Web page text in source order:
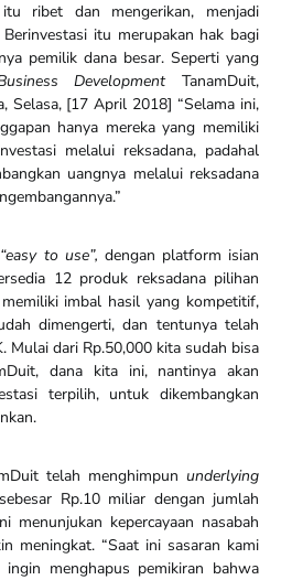
ribet dan mengerikan, menjadi
itu merupakan hak bagi
pemilik dana besar. Seperti yang
DevelopmentTanamDuit,
Selasa, [17 April 2018] “Selama ini,
hanya mereka yang memiliki
melalui reksadana, padahal
uangnya melalui reksadana
“easy to use”, dengan platform isian
12 produk reksadana pilihan
imbal hasil yang kompetitif,
dimengerti, dan tentunya telah
Mulai dari Rp.50,000 kita sudah bisa
dana kita ini, nantinya akan
terpilih, untuk dikembangkan
telah menghimpun underlying
Rp.10 miliar dengan jumlah
menunjukan kepercayaan nasabah
meningkat. “Saat ini sasaran kami
menghapus pemikiran bahwa